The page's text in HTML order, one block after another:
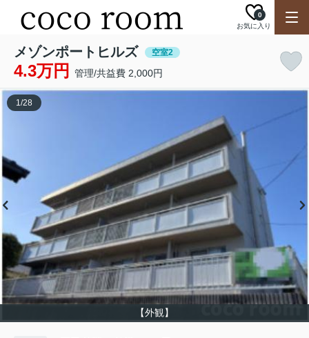
お気に入り
0
メゾンポートヒルズ 空室2
4.3万円 管理/共益費 2,000円
【外観】
1/28